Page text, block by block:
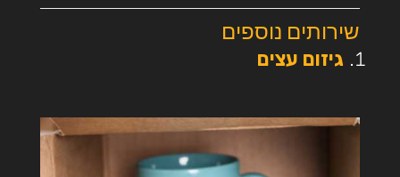
שירותים נוספים
גיזום עצים